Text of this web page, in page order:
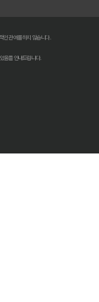
찾아 보험료 낮추는 비
로 한 번에 해결!
인 관여를 하지 않습니다.
음을 안내드립니다.